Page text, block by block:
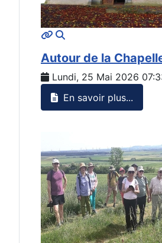
Autour de la
Lundi, 25 Mai 2026
En savoir plus...